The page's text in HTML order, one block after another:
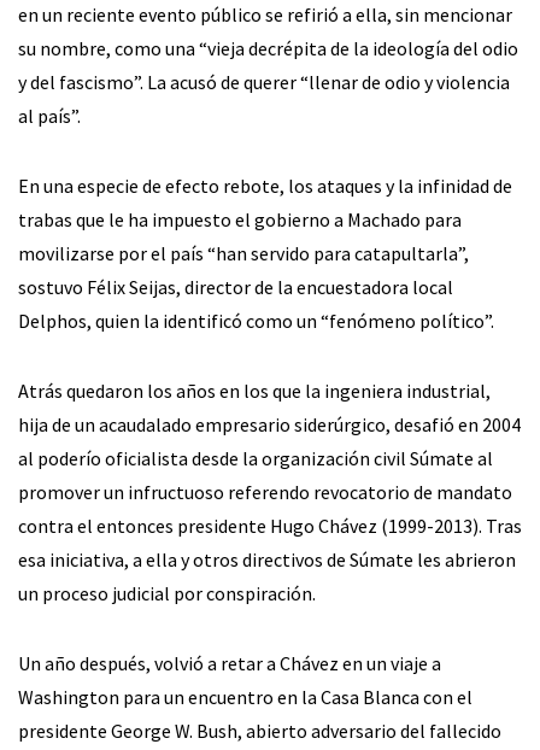
en un reciente evento público se refirió a ella, sin mencionar
su nombre, como una “vieja decrépita de la ideología del odio
y del fascismo”. La acusó de querer “llenar de odio y violencia
al país”.
En una especie de efecto rebote, los ataques y la infinidad de
trabas que le ha impuesto el gobierno a Machado para
movilizarse por el país “han servido para catapultarla”,
sostuvo Félix Seijas, director de la encuestadora local
Delphos, quien la identificó como un “fenómeno político”.
Atrás quedaron los años en los que la ingeniera industrial,
hija de un acaudalado empresario siderúrgico, desafió en 2004
al poderío oficialista desde la organización civil Súmate al
promover un infructuoso referendo revocatorio de mandato
contra el entonces presidente Hugo Chávez (1999-2013). Tras
esa iniciativa, a ella y otros directivos de Súmate les abrieron
un proceso judicial por conspiración.
Un año después, volvió a retar a Chávez en un viaje a
Washington para un encuentro en la Casa Blanca con el
presidente George W. Bush, abierto adversario del fallecido